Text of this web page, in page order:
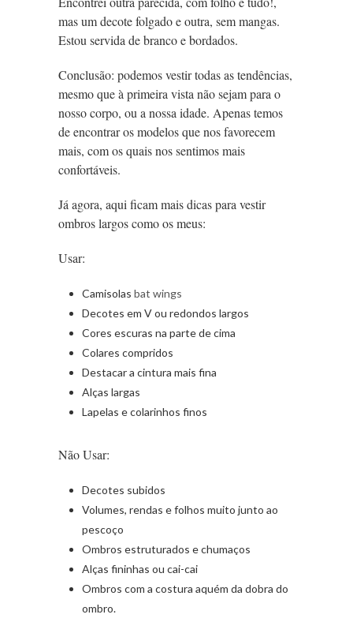
mas um decote folgado e outra, sem mangas.
Estou servida de branco e bordados.
Conclusão: podemos vestir todas as tendências,
mesmo que à primeira vista não sejam para o
nosso corpo, ou a nossa idade. Apenas temos
de encontrar os modelos que nos favorecem
mais, com os quais nos sentimos mais
confortáveis.
Já agora, aqui ficam mais dicas para vestir
ombros largos como os meus:
Usar:
Camisolas bat wings
Decotes em V ou redondos largos
Cores escuras na parte de cima
Colares compridos
Destacar a cintura mais fina
Alças largas
Lapelas e colarinhos finos
Não Usar:
Decotes subidos
Volumes, rendas e folhos muito junto ao
pescoço
Ombros estruturados e chumaços
Alças fininhas ou cai-cai
Ombros com a costura aquém da dobra do
ombro.